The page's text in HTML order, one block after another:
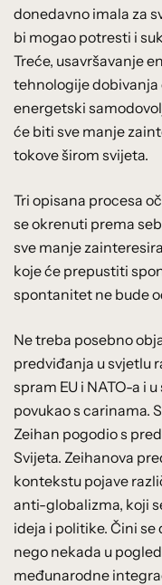
donedavno imala za
bi mogao potresti i
Treće, usavršavanje
tehnologije dobivanja
energetski
će biti sve manje
tokove širom svijeta.
Tri opisana procesa
se okrenuti prema
sve manje
koje će prepustiti
spontanitet ne bude
Ne treba posebno
predviđanja u svjetlu
spram EU i NATO-a i
povukao s carinama.
Zeihan pogodio s
Svijeta. Zeihanova
kontekstu pojave
anti-globalizma, koji
ideja i politike. Čini se
nego nekada u
međunarodne